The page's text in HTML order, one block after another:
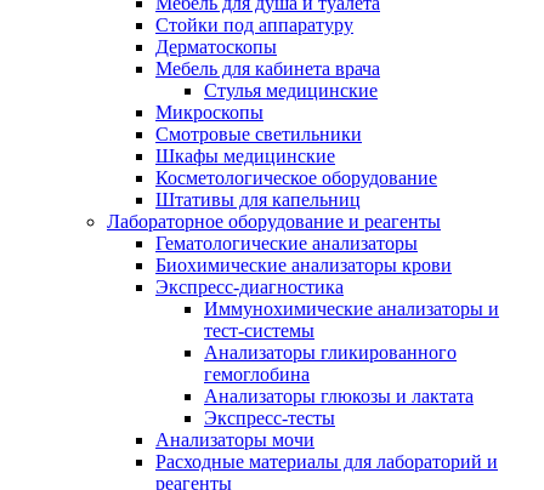
Стойки под аппаратуру
Дерматоскопы
Мебель для кабинета врача
Стулья медицинские
Микроскопы
Смотровые светильники
Шкафы медицинские
Косметологическое оборудование
Штативы для капельниц
Лабораторное оборудование и реагенты
Гематологические анализаторы
Биохимические анализаторы крови
Экспресс-диагностика
Иммунохимические анализаторы и
тест-системы
Анализаторы гликированного
гемоглобина
Анализаторы глюкозы и лактата
Экспресс-тесты
Анализаторы мочи
Расходные материалы для лабораторий и
реагенты